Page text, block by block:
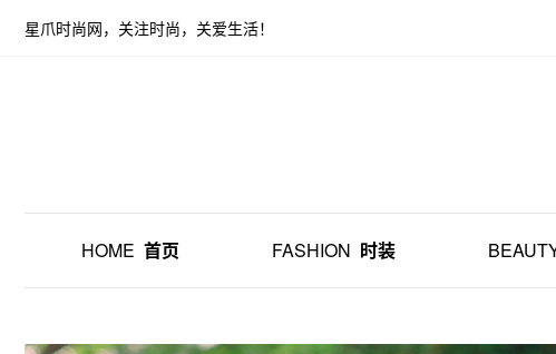
星爪时尚网，关注时尚，关爱生活！
HOME 首页 FASHION 时装